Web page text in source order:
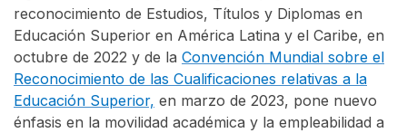
reconocimiento de Estudios, Títulos y Diplomas en
Educación Superior en América Latina y el Caribe, en
octubre de 2022 y de la Convención Mundial sobre el
Reconocimiento de las Cualificaciones relativas a la
Educación Superior, en marzo de 2023, pone nuevo
énfasis en la movilidad académica y la empleabilidad a